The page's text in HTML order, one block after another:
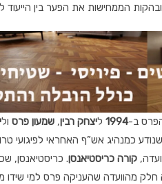
הממחישות את הפער בין הייעוד
ב-1994 ליצחק רבין, שמעון פרס ול
שנודע כמנהיג אש”ף האחראי לפיגועי
קורה כריסטיאנסן. כריסטיאנסן,
מהוועדה שהעניקה פרס למי שידו